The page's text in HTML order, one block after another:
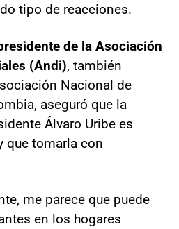
tipo de reacciones.
de la Asociación
(Andi), también
Nacional de
aseguró que la
Álvaro Uribe es
que tomarla con
me parece que puede
en los hogares